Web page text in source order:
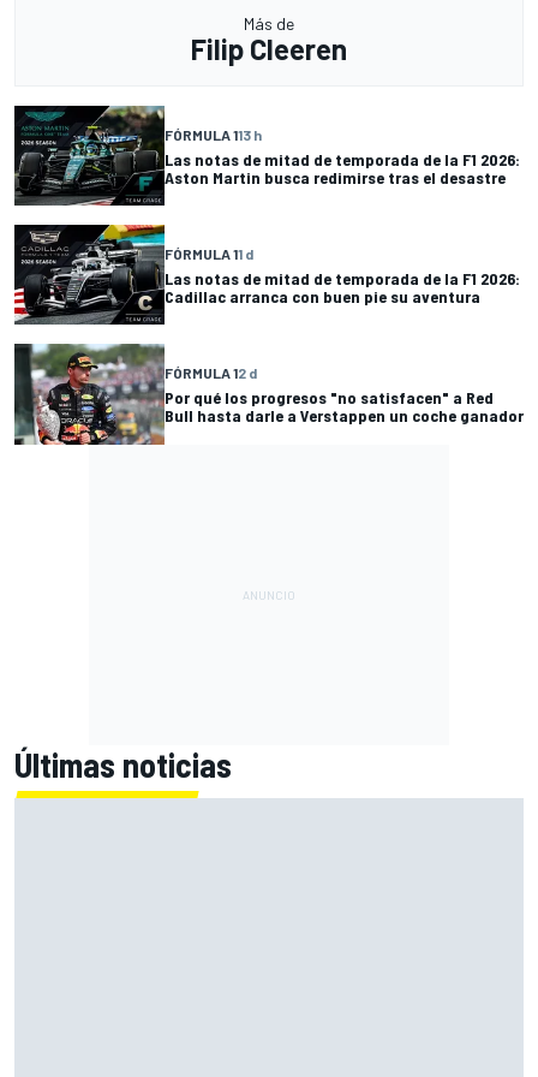
Más de
Filip Cleeren
FÓRMULA 113 h
Las notas de mitad de temporada de la F1 2026:
Aston Martin busca redimirse tras el desastre
FÓRMULA 11 d
Las notas de mitad de temporada de la F1 2026:
Cadillac arranca con buen pie su aventura
FÓRMULA 12 d
Por qué los progresos "no satisfacen" a Red
Bull hasta darle a Verstappen un coche ganador
Últimas noticias